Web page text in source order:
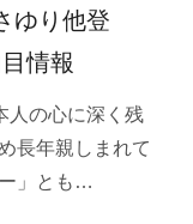
ゆり他登
情報
人の心に深く残
長年親しまれて
」とも…